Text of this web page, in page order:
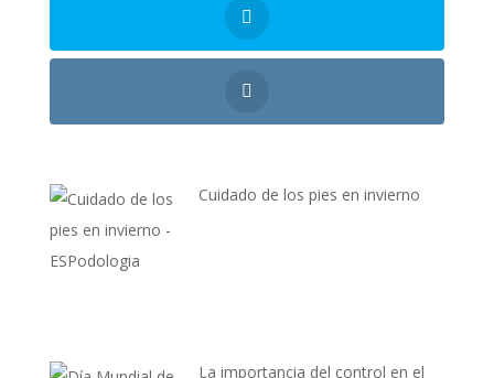
Cuidado de los pies en invierno
La importancia del control en el